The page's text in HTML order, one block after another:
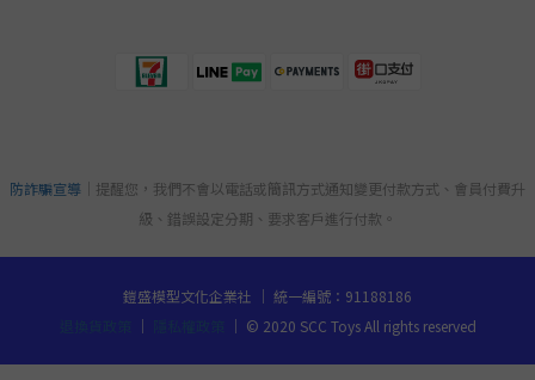
防詐騙宣導 ｜提醒您，我們不會以電話或簡訊方式通知變更付款方式、會員付費升
級、錯誤設定分期、要求客戶進行付款。
鎧盛模型文化企業社 ｜ 統一編號：91188186
｜ ｜ © 2020 SCC Toys All rights reserved